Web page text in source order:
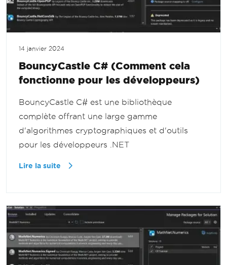
14 janvier 2024
BouncyCastle C# (Comment cela
fonctionne pour les développeurs)
BouncyCastle C# est une bibliothèque
complète offrant une large gamme
d'algorithmes cryptographiques et d'outils
pour les développeurs .NET
Lire la suite